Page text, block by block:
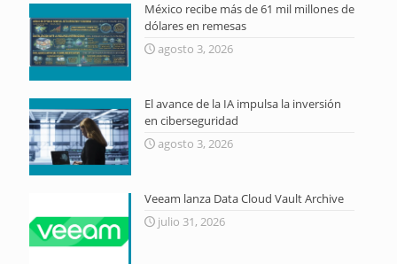
México recibe más de 61 mil millones de
dólares en remesas
agosto 3, 2026
El avance de la IA impulsa la inversión
en ciberseguridad
agosto 3, 2026
Veeam lanza Data Cloud Vault Archive
julio 31, 2026